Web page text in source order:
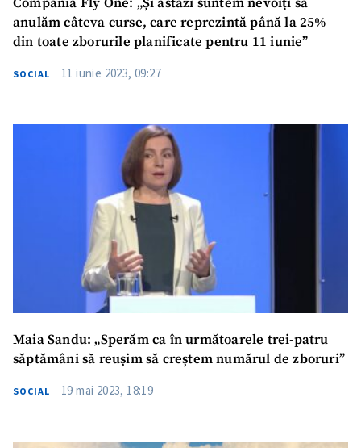
anulăm câteva curse, care reprezintă până la 25%
din toate zborurile planificate pentru 11 iunie”
SOCIAL 11 iunie 2023, 09:27
Maia Sandu: „Sperăm ca în următoarele trei-patru
săptămâni să reușim să creștem numărul de zboruri”
SOCIAL 19 mai 2023, 18:19